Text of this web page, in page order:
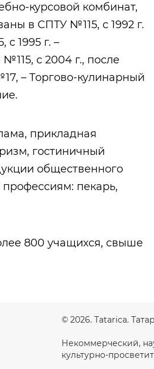
курсовой комбинат,
в СПТУ №115, с 1992 г.
1995 г. –
с 2004 г., после
– Торгово-кулинарный
прикладная
гостиничный
общественного
пекарь,
800 учащихся, свыше
Урманче Баки
© 2026. Tatarica.
Некоммерческий,
культурно-